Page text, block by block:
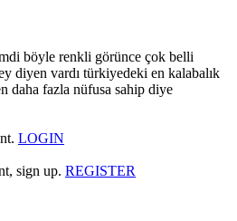
böyle renkli görünce çok belli
diyen vardı türkiyedeki en kalabalık
daha fazla nüfusa sahip diye
LOGIN
sign up. REGISTER